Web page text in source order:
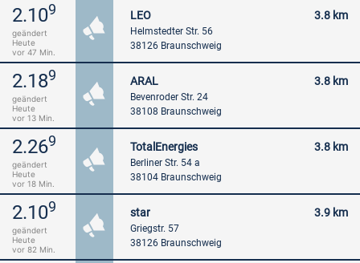
2.109
geändert
Heute
vor 47 Min.
LEO 3.8 km
Helmstedter Str. 56
38126 Braunschweig
2.189
geändert
Heute
vor 13 Min.
ARAL 3.8 km
Bevenroder Str. 24
38108 Braunschweig
2.269
geändert
Heute
vor 18 Min.
TotalEnergies 3.8 km
Berliner Str. 54 a
38104 Braunschweig
2.109
geändert
Heute
vor 82 Min.
star 3.9 km
Griegstr. 57
38126 Braunschweig